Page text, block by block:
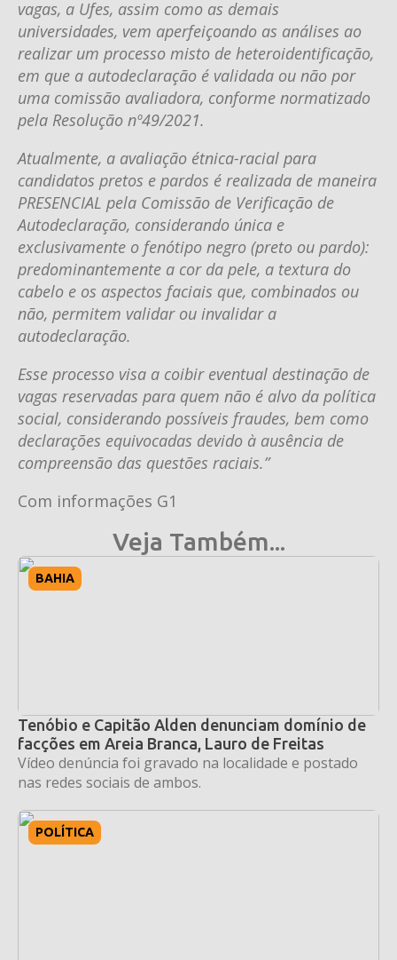
vagas, a Ufes, assim como as demais
universidades, vem aperfeiçoando as análises ao
realizar um processo misto de heteroidentificação,
em que a autodeclaração é validada ou não por
uma comissão avaliadora, conforme normatizado
pela Resolução nº49/2021.
Atualmente, a avaliação étnica-racial para
candidatos pretos e pardos é realizada de maneira
PRESENCIAL pela Comissão de Verificação de
Autodeclaração, considerando única e
exclusivamente o fenótipo negro (preto ou pardo):
predominantemente a cor da pele, a textura do
cabelo e os aspectos faciais que, combinados ou
não, permitem validar ou invalidar a
autodeclaração.
Esse processo visa a coibir eventual destinação de
vagas reservadas para quem não é alvo da política
social, considerando possíveis fraudes, bem como
declarações equivocadas devido à ausência de
compreensão das questões raciais.”
Com informações G1
Veja Também...
BAHIA
Tenóbio e Capitão Alden denunciam domínio de
facções em Areia Branca, Lauro de Freitas
Vídeo denúncia foi gravado na localidade e postado
nas redes sociais de ambos.
POLÍTICA